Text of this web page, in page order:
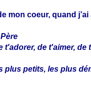
mon coeur, quand
t'adorer, de t'aimer, de
plus petits, les plus